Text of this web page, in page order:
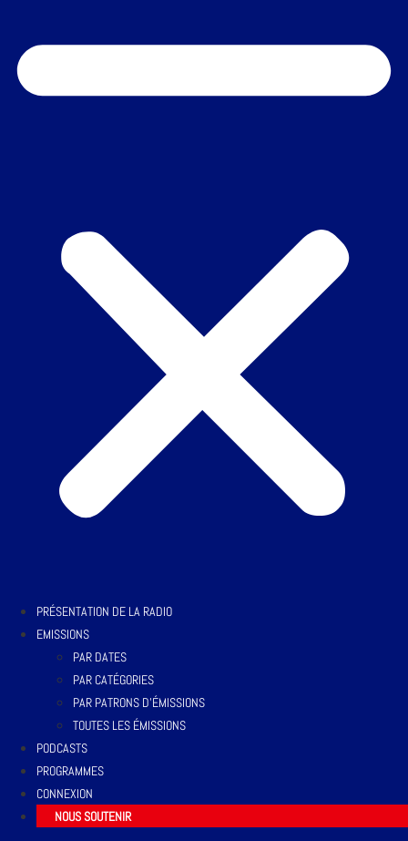
PRÉSENTATION DE LA RADIO
EMISSIONS
PAR DATES
PAR CATÉGORIES
PAR PATRONS D’ÉMISSIONS
TOUTES LES ÉMISSIONS
PODCASTS
PROGRAMMES
CONNEXION
NOUS SOUTENIR